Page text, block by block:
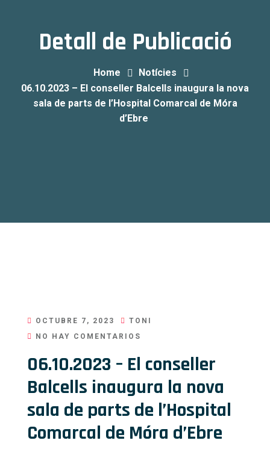
Detall de Publicació
Home
Notícies
06.10.2023 – El conseller Balcells inaugura la nova
sala de parts de l’Hospital Comarcal de Móra
d’Ebre
OCTUBRE 7, 2023
TONI
NO HAY COMENTARIOS
06.10.2023 – El conseller
Balcells inaugura la nova
sala de parts de l’Hospital
Comarcal de Móra d’Ebre